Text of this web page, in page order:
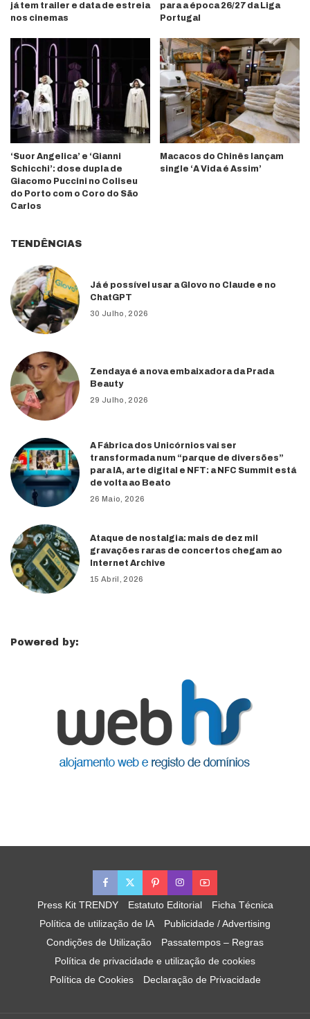
já tem trailer e data de estreia
nos cinemas
para a época 26/27 da Liga
Portugal
‘Suor Angelica’ e ‘Gianni
Schicchi’: dose dupla de
Giacomo Puccini no Coliseu
do Porto com o Coro do São
Carlos
Macacos do Chinês lançam
single ‘A Vida é Assim’
TENDÊNCIAS
Já é possível usar a Glovo no Claude e no
ChatGPT
30 Julho, 2026
Zendaya é a nova embaixadora da Prada
Beauty
29 Julho, 2026
A Fábrica dos Unicórnios vai ser
transformada num “parque de diversões”
para IA, arte digital e NFT: a NFC Summit está
de volta ao Beato
26 Maio, 2026
Ataque de nostalgia: mais de dez mil
gravações raras de concertos chegam ao
Internet Archive
15 Abril, 2026
Powered by:
Press Kit TRENDY Estatuto Editorial
Ficha Técnica
Política de utilização de IA
Publicidade / Advertising
Condições de Utilização
Passatempos – Regras
Política de privacidade e utilização de cookies
Política de Cookies
Declaração de Privacidade